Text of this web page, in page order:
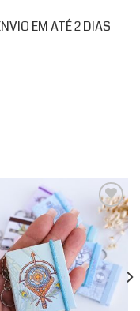
EM ATÉ 2 DIAS
Add to
wishlist